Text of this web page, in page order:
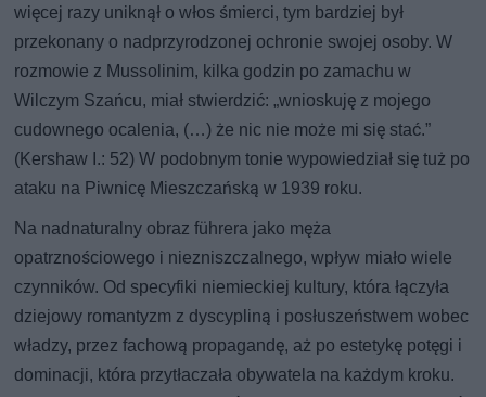
więcej razy uniknął o włos śmierci, tym bardziej był
przekonany o nadprzyrodzonej ochronie swojej osoby. W
rozmowie z Mussolinim, kilka godzin po zamachu w
Wilczym Szańcu, miał stwierdzić: „wnioskuję z mojego
cudownego ocalenia, (…) że nic nie może mi się stać.”
(Kershaw I.: 52) W podobnym tonie wypowiedział się tuż po
ataku na Piwnicę Mieszczańską w 1939 roku.
Na nadnaturalny obraz führera jako męża
opatrznościowego i niezniszczalnego, wpływ miało wiele
czynników. Od specyfiki niemieckiej kultury, która łączyła
dziejowy romantyzm z dyscypliną i posłuszeństwem wobec
władzy, przez fachową propagandę, aż po estetykę potęgi i
dominacji, która przytłaczała obywatela na każdym kroku.